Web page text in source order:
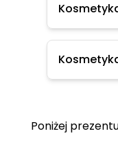
Poniżej